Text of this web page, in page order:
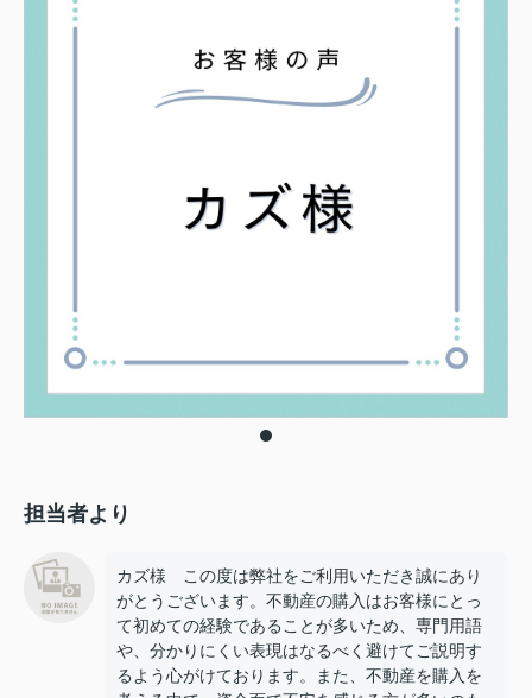
担当者より
カズ様 この度は弊社をご利用いただき誠にあり
がとうございます。不動産の購入はお客様にとっ
て初めての経験であることが多いため、専門用語
や、分かりにくい表現はなるべく避けてご説明す
るよう心がけております。また、不動産を購入を